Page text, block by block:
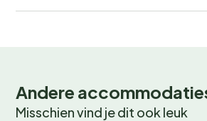
Andere
Misschien vind je dit ook leuk